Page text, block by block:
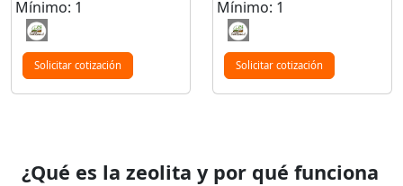
Mínimo: 1
Solicitar cotización
Mínimo: 1
Solicitar cotización
¿Qué es la zeolita y por qué funciona